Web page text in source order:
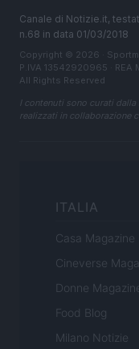
Canale di Notizie.it,
n.68 in data 01/03/2018
Copyright © 2026 ·
P.IVA 13542920965 · REA
All Rights Reserved
I contenuti sono curati
realizzati in collaborazione
ITALIA
Casa Magazine
Cineverse
Donne
Food Blog
Milano Notizie